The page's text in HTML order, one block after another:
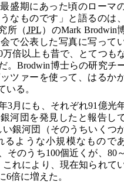
盛期にあった頃のローマ
なものです」と語るのは、
所（JPL）のMark Brodwin
で公表した写真に写って
倍以上も昔で、とてつも
。Brodwin博士らの研究チ
ツァーを使って、はるか
いる。
3月にも、それぞれ91億光
河団を発見したと報告し
銀河団（そのうちいくつ
るような小規模なもので
そのうち100個近くが、80～
れにより、現在知られて
6倍に増えた。